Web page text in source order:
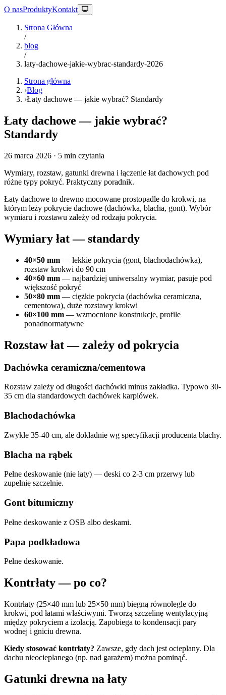
O nasProduktyKontakt
Strona Główna
/
blog
/
laty-dachowe-jakie-wybrac-standardy-2026
Strona główna
›Blog
›Łaty dachowe — jakie wybrać? Standardy
Łaty dachowe — jakie wybrać?
Standardy
26 marca 2026 · 5 min czytania
Wymiary, rozstaw, gatunki drewna i łączenie łat dachowych pod
różne typy pokryć. Praktyczny poradnik.
Łaty dachowe to drewno mocowane prostopadle do krokwi, na
którym leży pokrycie dachowe (dachówka, blacha, gont). Wybór
wymiaru i rozstawu zależy od rodzaju pokrycia.
Wymiary łat — standardy
40×50 mm — lekkie pokrycia (gont, blachodachówka),
rozstaw krokwi do 90 cm
40×60 mm — najbardziej uniwersalny wymiar, pasuje pod
większość pokryć
50×80 mm — ciężkie pokrycia (dachówka ceramiczna,
cementowa), duże rozstawy krokwi
60×100 mm — wzmocnione konstrukcje, profile
ponadnormatywne
Rozstaw łat — zależy od pokrycia
Dachówka ceramiczna/cementowa
Rozstaw zależy od długości dachówki minus zakładka. Typowo 30-
35 cm dla standardowych dachówek karpiówek.
Blachodachówka
Zwykle 35-40 cm, ale dokładnie wg specyfikacji producenta blachy.
Blacha na rąbek
Pełne deskowanie (nie łaty) — deski co 2-3 cm przerwy lub
zupełnie szczelnie.
Gont bitumiczny
Pełne deskowanie z OSB albo deskami.
Papa podkładowa
Pełne deskowanie.
Kontrłaty — po co?
Kontrłaty (25×40 mm lub 25×50 mm) biegną równolegle do
krokwi, pod łatami właściwymi. Tworzą szczelinę wentylacyjną
między pokryciem a izolacją. Zapobiega to kondensacji pary
wodnej i gniciu drewna.
Kiedy stosować kontrłaty? Zawsze, gdy dach jest ocieplany. Dla
dachu nieocieplanego (np. nad garażem) można pominąć.
Gatunki drewna na łaty